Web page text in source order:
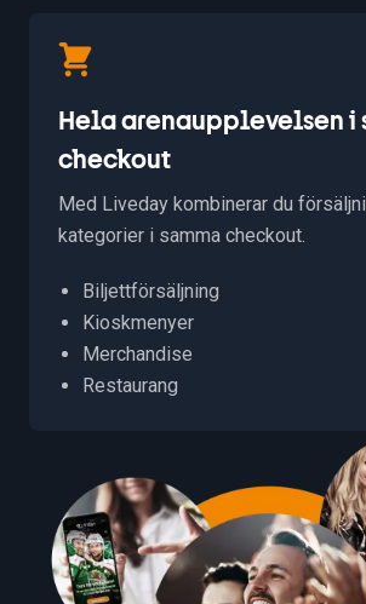
Hela arenaupplevelsen i
checkout
Med Liveday kombinerar du
kategorier i samma checkout.
Biljettförsäljning
Kioskmenyer
Merchandise
Restaurang